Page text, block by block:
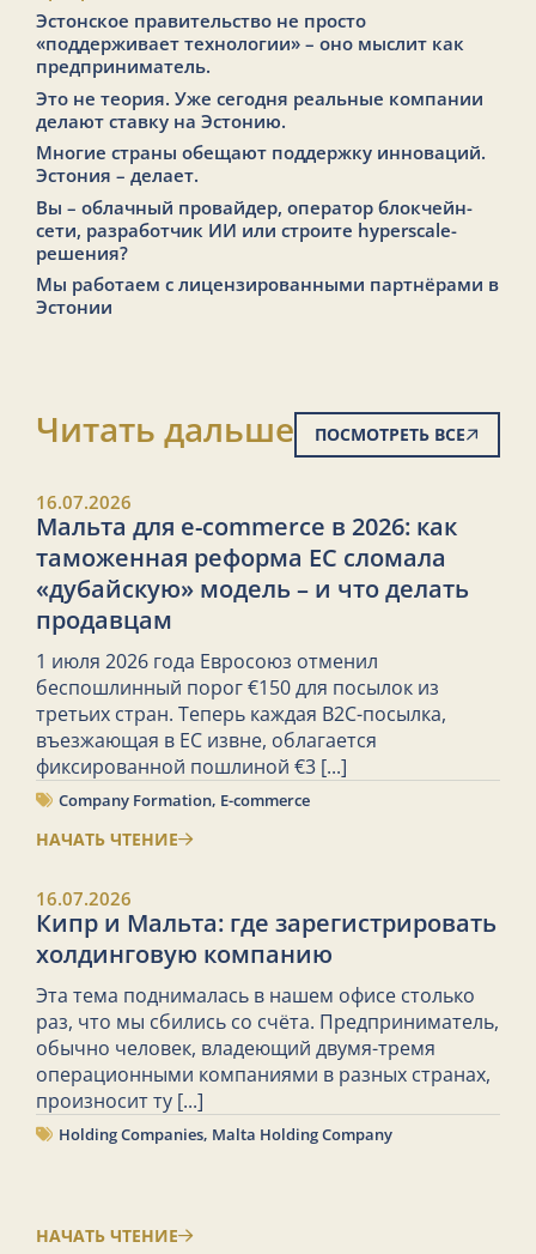
Эстонское правительство не просто
«поддерживает технологии» – оно мыслит как
предприниматель.
Это не теория. Уже сегодня реальные компании
делают ставку на Эстонию.
Многие страны обещают поддержку инноваций.
Эстония – делает.
Вы – облачный провайдер, оператор блокчейн-
сети, разработчик ИИ или строите hyperscale-
решения?
Мы работаем с лицензированными партнёрами в
Эстонии
Читать дальше ПОСМОТРЕТЬ ВСЕ
16.07.2026
Мальта для e-commerce в 2026: как
таможенная реформа ЕС сломала
«дубайскую» модель – и что делать
продавцам
1 июля 2026 года Евросоюз отменил
беспошлинный порог €150 для посылок из
третьих стран. Теперь каждая B2C-посылка,
въезжающая в ЕС извне, облагается
фиксированной пошлиной €3 [...]
Company Formation, E-commerce
НАЧАТЬ ЧТЕНИЕ
16.07.2026
Кипр и Мальта: где зарегистрировать
холдинговую компанию
Эта тема поднималась в нашем офисе столько
раз, что мы сбились со счёта. Предприниматель,
обычно человек, владеющий двумя-тремя
операционными компаниями в разных странах,
произносит ту [...]
Holding Companies, Malta Holding Company
НАЧАТЬ ЧТЕНИЕ